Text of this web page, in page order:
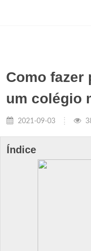
Como fazer
um colégio
2021-09-03
Índice